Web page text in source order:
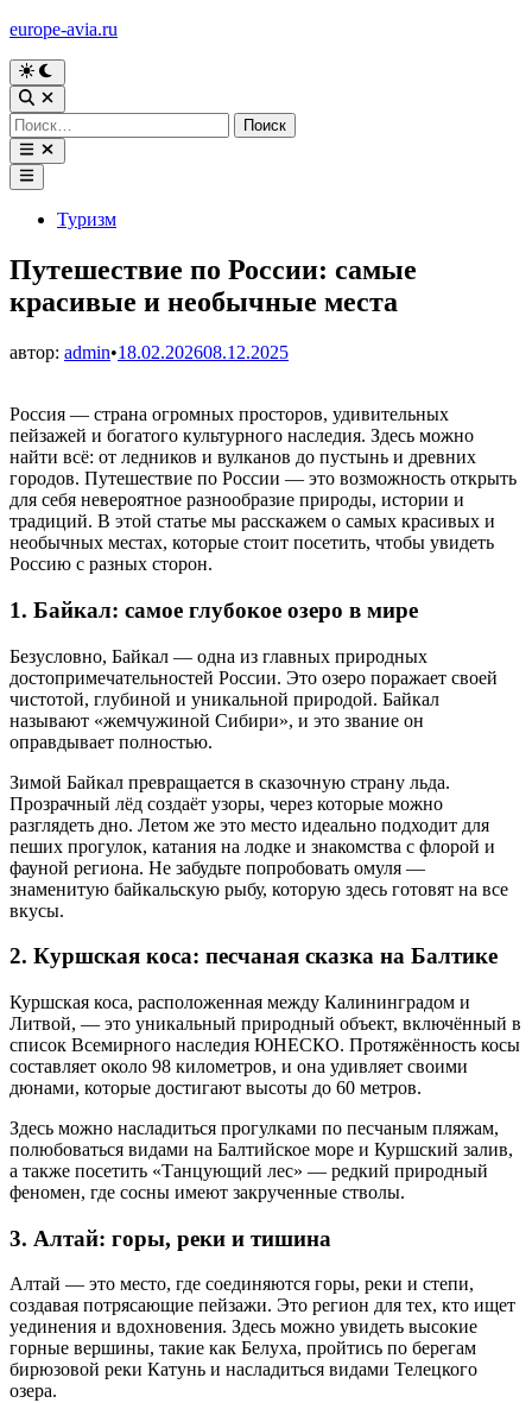
Перейти
содержимому
europe-avia.ru
Переключить
на
тёмный
режим
Открыть
поиск
Найти:
Открыть
меню
Главное
меню
Опубликовано
Туризм
Путешествие по России: самые
красивые и необычные места
автор: admin•18.02.202608.12.2025
Россия — страна огромных просторов, удивительных
пейзажей и богатого культурного наследия. Здесь можно
найти всё: от ледников и вулканов до пустынь и древних
городов. Путешествие по России — это возможность открыть
для себя невероятное разнообразие природы, истории и
традиций. В этой статье мы расскажем о самых красивых и
необычных местах, которые стоит посетить, чтобы увидеть
Россию с разных сторон.
1. Байкал: самое глубокое озеро в мире
Безусловно, Байкал — одна из главных природных
достопримечательностей России. Это озеро поражает своей
чистотой, глубиной и уникальной природой. Байкал
называют «жемчужиной Сибири», и это звание он
оправдывает полностью.
Зимой Байкал превращается в сказочную страну льда.
Прозрачный лёд создаёт узоры, через которые можно
разглядеть дно. Летом же это место идеально подходит для
пеших прогулок, катания на лодке и знакомства с флорой и
фауной региона. Не забудьте попробовать омуля —
знаменитую байкальскую рыбу, которую здесь готовят на все
вкусы.
2. Куршская коса: песчаная сказка на Балтике
Куршская коса, расположенная между Калининградом и
Литвой, — это уникальный природный объект, включённый в
список Всемирного наследия ЮНЕСКО. Протяжённость косы
составляет около 98 километров, и она удивляет своими
дюнами, которые достигают высоты до 60 метров.
Здесь можно насладиться прогулками по песчаным пляжам,
полюбоваться видами на Балтийское море и Куршский залив,
а также посетить «Танцующий лес» — редкий природный
феномен, где сосны имеют закрученные стволы.
3. Алтай: горы, реки и тишина
Алтай — это место, где соединяются горы, реки и степи,
создавая потрясающие пейзажи. Это регион для тех, кто ищет
уединения и вдохновения. Здесь можно увидеть высокие
горные вершины, такие как Белуха, пройтись по берегам
бирюзовой реки Катунь и насладиться видами Телецкого
озера.